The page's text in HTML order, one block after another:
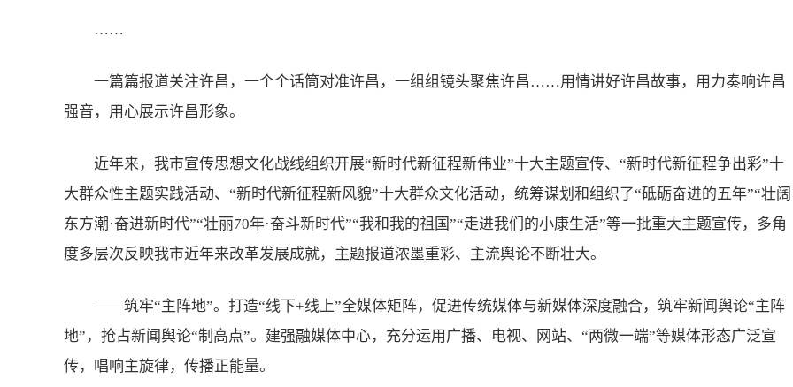
……
一篇篇报道关注许昌，一个个话筒对准许昌，一组组镜头聚焦许昌……用情讲好许昌故事，用力奏响许昌
强音，用心展示许昌形象。
近年来，我市宣传思想文化战线组织开展“新时代新征程新伟业”十大主题宣传、“新时代新征程争出彩”十
大群众性主题实践活动、“新时代新征程新风貌”十大群众文化活动，统筹谋划和组织了“砥砺奋进的五年”“壮阔
东方潮·奋进新时代”“壮丽70年·奋斗新时代”“我和我的祖国”“走进我们的小康生活”等一批重大主题宣传，多角
度多层次反映我市近年来改革发展成就，主题报道浓墨重彩、主流舆论不断壮大。
——筑牢“主阵地”。打造“线下+线上”全媒体矩阵，促进传统媒体与新媒体深度融合，筑牢新闻舆论“主阵
地”，抢占新闻舆论“制高点”。建强融媒体中心，充分运用广播、电视、网站、“两微一端”等媒体形态广泛宣
传，唱响主旋律，传播正能量。